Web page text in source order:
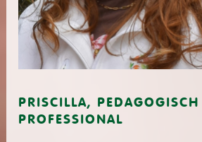
PRISCILLA, PEDAGOGISCH
PROFESSIONAL